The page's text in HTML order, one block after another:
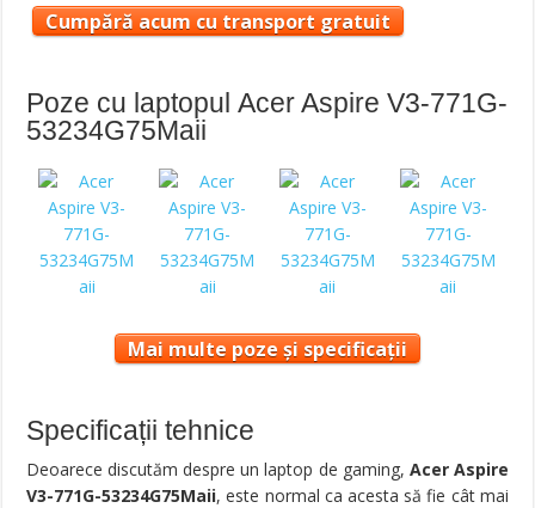
Cumpără acum cu transport gratuit
Poze cu laptopul Acer Aspire V3-771G-
53234G75Maii
Mai multe poze și specificații
Specificații tehnice
Deoarece discutăm despre un laptop de gaming, Acer Aspire
V3-771G-53234G75Maii, este normal ca acesta să fie cât mai